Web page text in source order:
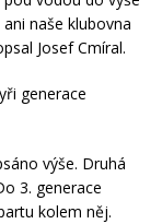
naše klubovna
Josef Cmíral.
generace
výše. Druhá
3. generace
kolem něj.